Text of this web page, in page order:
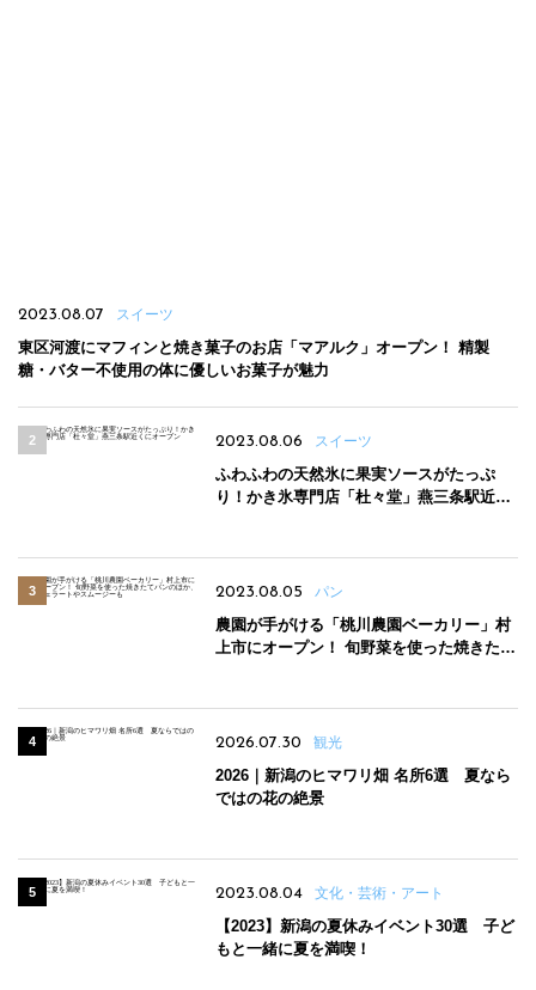
2023.08.07 スイーツ
東区河渡にマフィンと焼き菓子のお店「マアルク」オープン！ 精製
糖・バター不使用の体に優しいお菓子が魅力
2023.08.06 スイーツ
ふわふわの天然氷に果実ソースがたっぷ
り！かき氷専門店「杜々堂」燕三条駅近く
2023.08.05 パン
農園が手がける「桃川農園ベーカリー」村
上市にオープン！ 旬野菜を使った焼きたて
2026.07.30 観光
2026｜新潟のヒマワリ畑 名所6選 夏なら
ではの花の絶景
2023.08.04 文化・芸術・アート
【2023】新潟の夏休みイベント30選 子ど
もと一緒に夏を満喫！